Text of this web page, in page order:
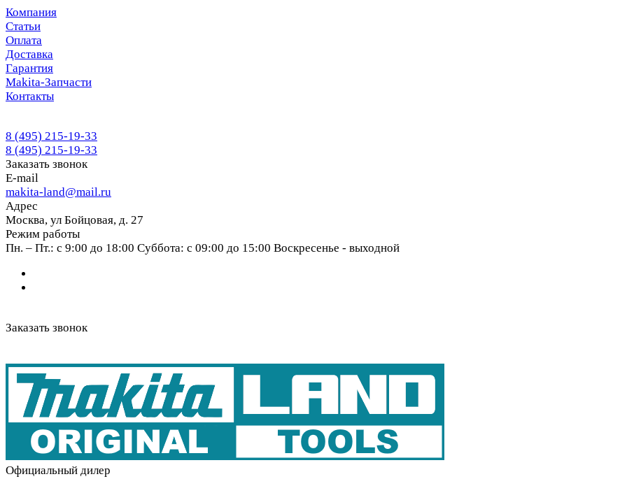
Компания
Статьи
Оплата
Доставка
Гарантия
Makita-Запчасти
Контакты
8 (495) 215-19-33
8 (495) 215-19-33
Заказать звонок
E-mail
makita-land@mail.ru
Адрес
Москва, ул Бойцовая, д. 27
Режим работы
Пн. – Пт.: с 9:00 до 18:00 Суббота: с 09:00 до 15:00 Воскресенье - выходной
Заказать звонок
Официальный дилер